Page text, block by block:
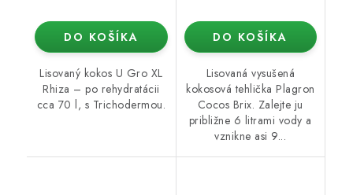
DO KOŠÍKA
Lisovaný kokos U Gro XL
Rhiza – po rehydratácii
cca 70 l, s Trichodermou.
DO KOŠÍKA
Lisovaná vysušená
kokosová tehlička Plagron
Cocos Brix. Zalejte ju
približne 6 litrami vody a
vznikne asi 9...